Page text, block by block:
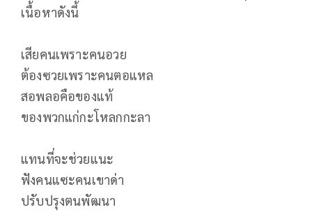
เนื้อหาดังนี้
เสียคนเพราะคนอวย
ต้องซวยเพราะคนตอแหล
สอพลอคือของแท้
ของพวกแก่กะโหลกกะลา
แทนที่จะช่วยแนะ
ฟังคนแซะคนเขาด่า
ปรับปรุงตนพัฒนา